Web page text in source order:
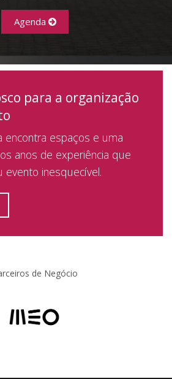
Agenda
para a organização
encontra espaços e uma
anos de experiência que
evento inesquecível.
de Negócio